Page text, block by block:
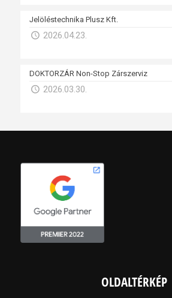
Jelöléstechnika Plusz Kft.
2026.04.23.
DOKTORZÁR Non-Stop Zárszerviz
2026.03.30.
OLDALTÉRKÉP